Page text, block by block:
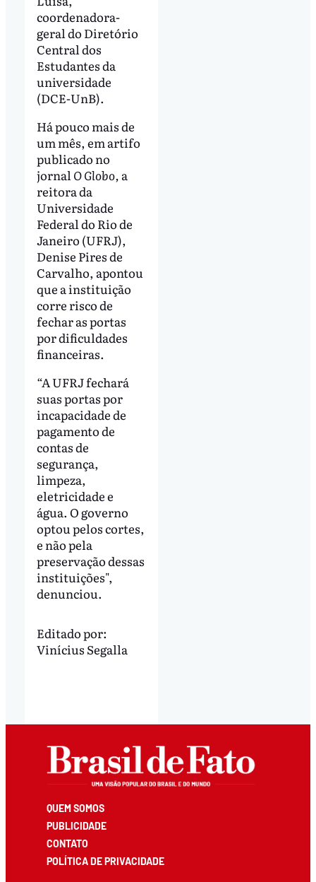
coordenadora-
geral do Diretório
Central dos
Estudantes da
universidade
(DCE-UnB).
Há pouco mais de
um mês, em artifo
publicado no
jornal O Globo, a
reitora da
Universidade
Federal do Rio de
Janeiro (UFRJ),
Denise Pires de
Carvalho, apontou
que a instituição
corre risco de
fechar as portas
por dificuldades
financeiras.
“A UFRJ fechará
suas portas por
incapacidade de
pagamento de
contas de
segurança,
limpeza,
eletricidade e
água. O governo
optou pelos cortes,
e não pela
preservação dessas
instituições",
denunciou.
Editado por:
Vinícius Segalla
QUEM SOMOS
PUBLICIDADE
CONTATO
POLÍTICA DE PRIVACIDADE